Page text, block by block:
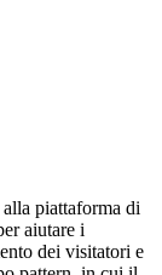
piattaforma di
aiutare i
dei visitatori e